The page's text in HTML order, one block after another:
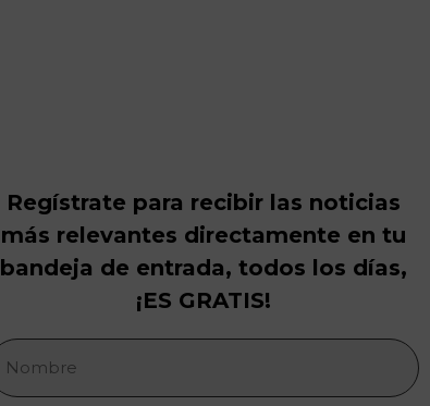
Regístrate para recibir las noticias
más relevantes directamente en tu
bandeja de entrada, todos los días,
¡ES GRATIS!